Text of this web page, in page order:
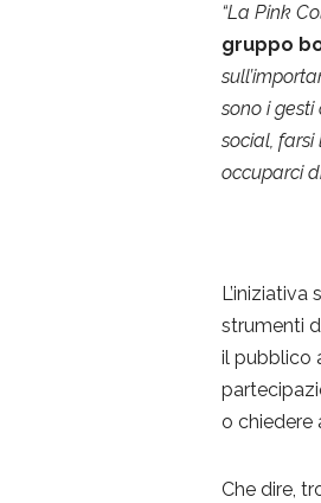
“La Pink
gruppo
sono i
social, farsi
occuparci
strumenti
il pubblico
o chiedere
Che dire,